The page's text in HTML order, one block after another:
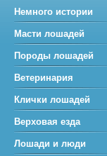
Немного истории
Масти лошадей
Породы лошадей
Ветеринария
Клички лошадей
Верховая езда
Лошади и люди